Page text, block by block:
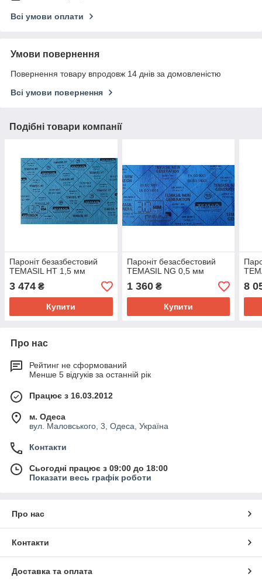
Всі умови оплати
Умови повернення
Повернення товару впродовж 14 днів за домовленістю
Всі умови повернення
Подібні товари компанії
Пароніт безазбестовий
TEMASIL HT 1,5 мм
3 474 ₴
Купити
Пароніт безасбестовий
TEMASIL NG 0,5 мм
1 360₴
Купити
8
Про нас
Рейтинг не сформований
Менше 5 відгуків за останній рік
Працює з 16.03.2012
м. Одеса
вул. Маловського, 3, Одеса, Україна
Контакти
Сьогодні працює з 09:00 до 18:00
Показати весь графік роботи
Про нас
Контакти
Доставка та оплата